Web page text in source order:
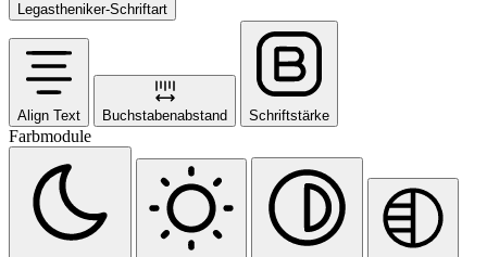
Legastheniker-Schriftart
Align Text Buchstabenabstand Schriftstärke
Farbmodule